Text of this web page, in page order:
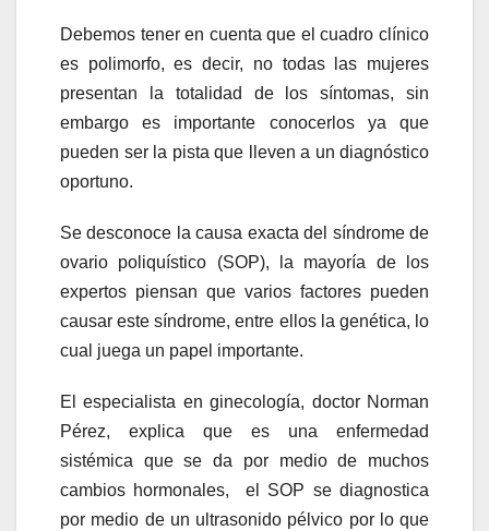
Debemos tener en cuenta que el cuadro clínico
es polimorfo, es decir, no todas las mujeres
presentan la totalidad de los síntomas, sin
embargo es importante conocerlos ya que
pueden ser la pista que lleven a un diagnóstico
oportuno.
Se desconoce la causa exacta del síndrome de
ovario poliquístico (SOP), la mayoría de los
expertos piensan que varios factores pueden
causar este síndrome, entre ellos la genética, lo
cual juega un papel importante.
El especialista en ginecología, doctor Norman
Pérez, explica que es una enfermedad
sistémica que se da por medio de muchos
cambios hormonales, el SOP se diagnostica
por medio de un ultrasonido pélvico por lo que